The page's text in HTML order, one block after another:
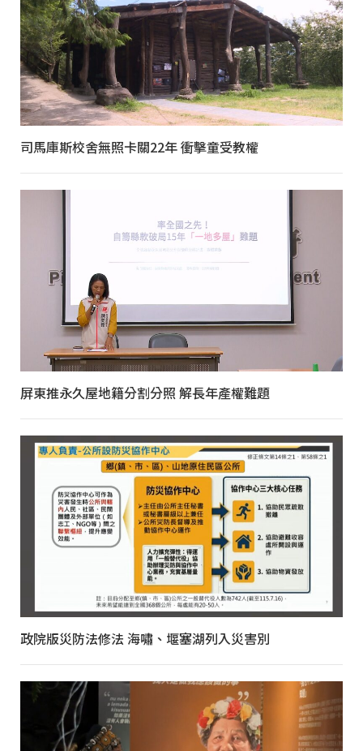
司馬庫斯校舍無照卡關22年 衝擊童受教權
屏東推永久屋地籍分割分照 解長年產權難題
政院版災防法修法 海嘯、堰塞湖列入災害別